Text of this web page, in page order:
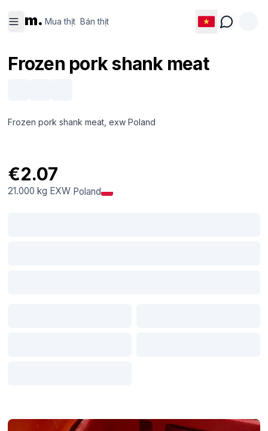
m. Mua thịt Bán thịt
Frozen pork shank meat
Frozen pork shank meat, exw Poland
€2.07
21.000 kg EXW Poland